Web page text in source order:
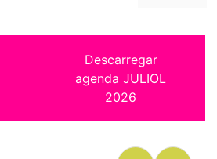
Descarregar
agenda JULIOL
2026